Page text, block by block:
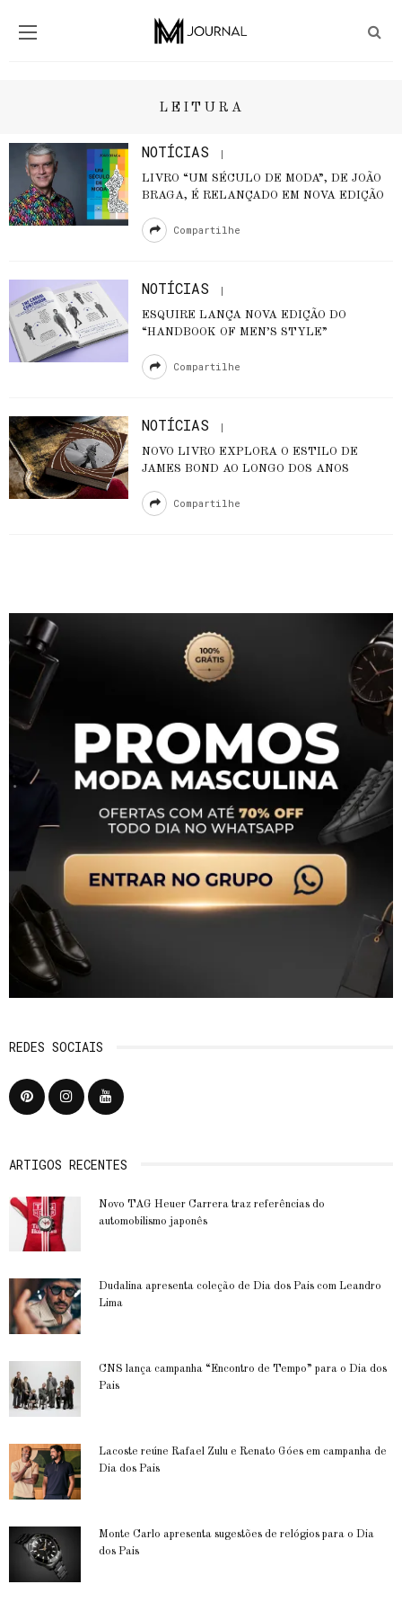
LEITURA
NOTÍCIAS
LIVRO “UM SÉCULO DE MODA”, DE JOÃO
BRAGA, É RELANÇADO EM NOVA EDIÇÃO
Compartilhe
NOTÍCIAS
ESQUIRE LANÇA NOVA EDIÇÃO DO
“HANDBOOK OF MEN’S STYLE”
Compartilhe
NOTÍCIAS
NOVO LIVRO EXPLORA O ESTILO DE
JAMES BOND AO LONGO DOS ANOS
Compartilhe
REDES SOCIAIS
ARTIGOS RECENTES
Novo TAG Heuer Carrera traz referências do
automobilismo japonês
Dudalina apresenta coleção de Dia dos Pais com Leandro
Lima
CNS lança campanha “Encontro de Tempo” para o Dia dos
Pais
Lacoste reúne Rafael Zulu e Renato Góes em campanha de
Dia dos Pais
Monte Carlo apresenta sugestões de relógios para o Dia
dos Pais